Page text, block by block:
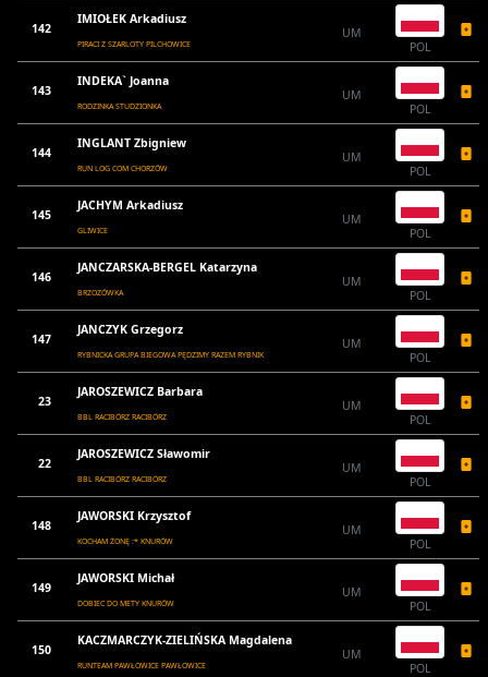
142
IMIOŁEK Arkadiusz
PIRACI Z SZARLOTY PILCHOWICE
UM
POL
143
INDEKA` Joanna
RODZINKA STUDZIONKA
UM
POL
144
INGLANT Zbigniew
RUN LOG COM CHORZÓW
UM
POL
145
JACHYM Arkadiusz
GLIWICE
UM
POL
146
JANCZARSKA-BERGEL Katarzyna
BRZOZÓWKA
UM
POL
147
JANCZYK Grzegorz
RYBNICKA GRUPA BIEGOWA PĘDZIMY RAZEM RYBNIK
UM
POL
23
JAROSZEWICZ Barbara
BBL RACIBÓRZ RACIBÓRZ
UM
POL
22
JAROSZEWICZ Sławomir
BBL RACIBÓRZ RACIBÓRZ
UM
POL
148
JAWORSKI Krzysztof
KOCHAM ŻONĘ :* KNURÓW
UM
POL
149
JAWORSKI Michał
DOBIEC DO METY KNURÓW
UM
POL
150
KACZMARCZYK-ZIELIŃSKA Magdalena
RUNTEAM PAWŁOWICE PAWŁOWICE
UM
POL